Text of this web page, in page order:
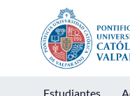
Click acá para ir
Estudiantes